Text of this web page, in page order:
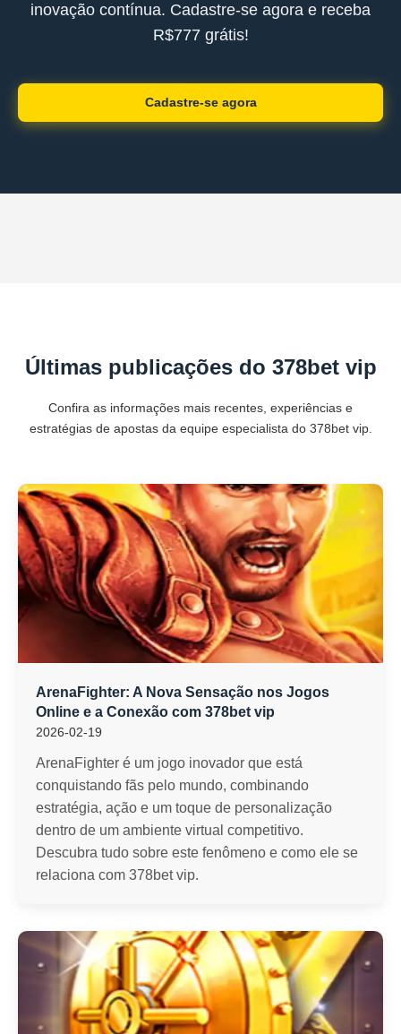
inovação contínua. Cadastre-se agora e receba
R$777 grátis!
Cadastre-se agora
Últimas publicações do 378bet vip
Confira as informações mais recentes, experiências e
estratégias de apostas da equipe especialista do 378bet vip.
ArenaFighter: A Nova Sensação nos Jogos
Online e a Conexão com 378bet vip
2026-02-19
ArenaFighter é um jogo inovador que está
conquistando fãs pelo mundo, combinando
estratégia, ação e um toque de personalização
dentro de um ambiente virtual competitivo.
Descubra tudo sobre este fenômeno e como ele se
relaciona com 378bet vip.